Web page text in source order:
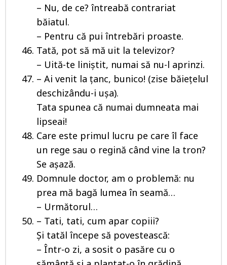
– Nu, de ce? întreabă contrariat
băiatul.
– Pentru că pui întrebări proaste.
Tată, pot să mă uit la televizor?
– Uită-te liniștit, numai să nu-l aprinzi.
– Ai venit la țanc, bunico! (zise băiețelul
deschizându-i ușa).
Tata spunea că numai dumneata mai
lipseai!
Care este primul lucru pe care îl face
un rege sau o regină când vine la tron?
Se așază.
Domnule doctor, am o problemă: nu
prea mă bagă lumea în seamă…
– Următorul…
– Tati, tati, cum apar copiii?
Și tatăl începe să povestească:
– Într-o zi, a sosit o pasăre cu o